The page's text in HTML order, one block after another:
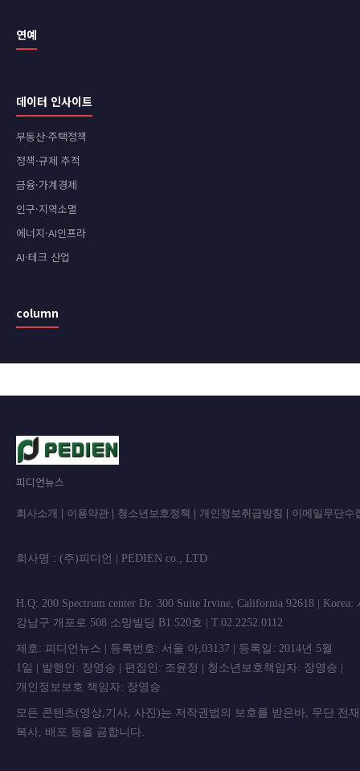
연예
데이터 인사이트
부동산·주택정책
정책·규제 추적
금융·가계경제
인구·지역소멸
에너지·AI인프라
AI·테크 산업
column
피디언뉴스
회사소개 이용약관 청소년보호정책 개인정보취급방침 이메일무단수
회사명 : (주)피디언 | PEDIEN co.,
H.Q: 200 Spectrum center Dr. 300 Suite Irvine, California 92618 | Korea:
강남구 개포로 508 소망빌딩 B1 520호 | T.02.2252.0112
제호: 피디언뉴스 | 등록번호: 서울 아,03137 | 등록일: 2014년 5월
1일 | 발행인: 장영승 | 편집인: 조윤정 | 청소년보호책임자: 장영승 |
개인정보보호 책임자: 장영승
모든 콘텐츠(영상,기사, 사진)는 저작권법의 보호를 받은바, 무단 전
복사, 배포 등을 금합니